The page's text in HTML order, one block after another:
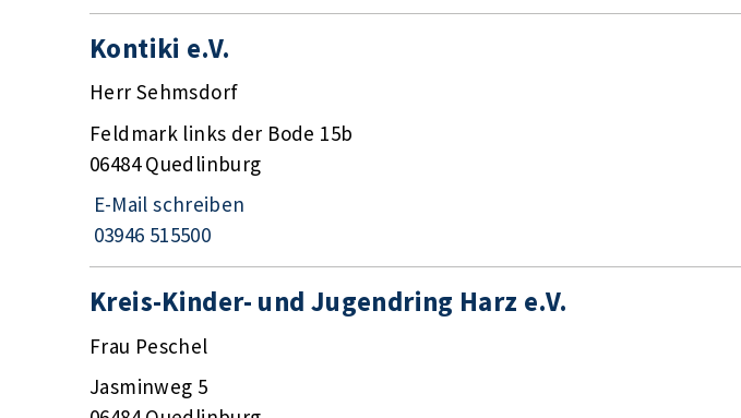
Kontiki e.V.
Herr Sehmsdorf
Feldmark links der Bode 15b
06484 Quedlinburg
E-Mail schreiben
03946 515500
Kreis-Kinder- und Jugendring Harz e.V.
Frau Peschel
Jasminweg 5